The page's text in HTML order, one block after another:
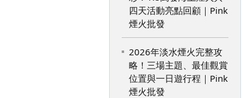
四天活動亮點回顧｜Pink
煙火批發
2026年淡水煙火完整攻
略！三場主題、最佳觀賞
位置與一日遊行程｜Pink
煙火批發